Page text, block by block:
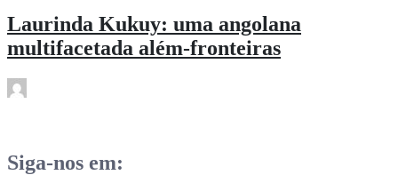
Laurinda Kukuy: uma angolana
multifacetada além-fronteiras
Siga-nos em: